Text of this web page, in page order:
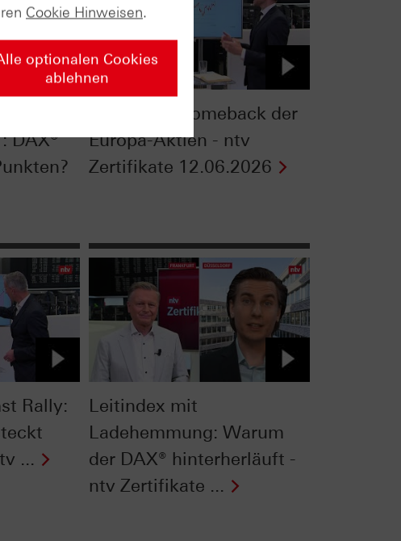
DAX®
Das große Comeback der
Europa-Aktien - ntv
Zertifikate 12.06.2026
Rally:
...
Leitindex mit
Ladehemmung: Warum
der DAX® hinterherläuft -
ntv Zertifikate ...
Cookie Hinweisen.
optionalen Cookies
ablehnen